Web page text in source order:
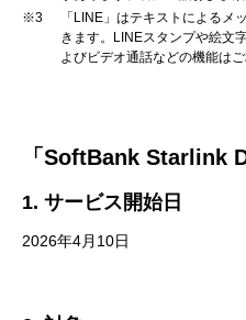
※3
「LINE」はテキストによるメ
きます。LINEスタンプや絵文
よびビデオ通話などの機能は
「SoftBank Starlink
1. サービス開始日
2026年4月10日